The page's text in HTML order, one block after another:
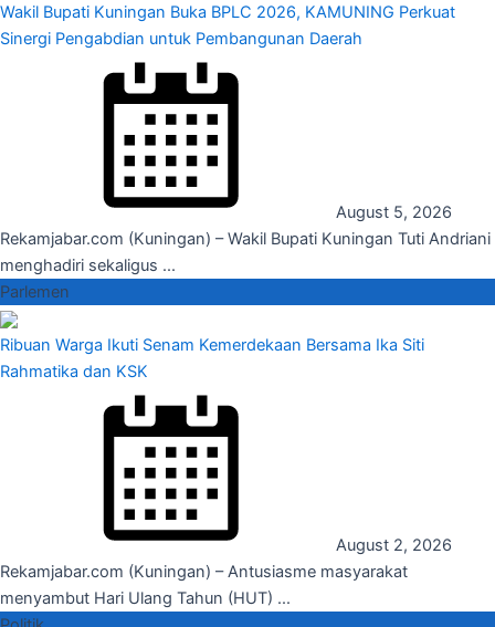
Wakil Bupati Kuningan Buka BPLC 2026, KAMUNING Perkuat
Sinergi Pengabdian untuk Pembangunan Daerah
August 5, 2026
Rekamjabar.com (Kuningan) – Wakil Bupati Kuningan Tuti Andriani
menghadiri sekaligus ...
Parlemen
Ribuan Warga Ikuti Senam Kemerdekaan Bersama Ika Siti
Rahmatika dan KSK
August 2, 2026
Rekamjabar.com (Kuningan) – Antusiasme masyarakat
menyambut Hari Ulang Tahun (HUT) ...